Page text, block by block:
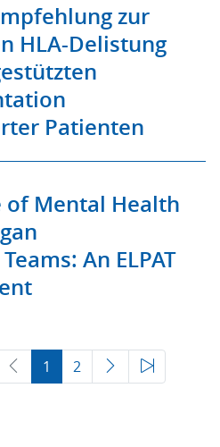
zur
HLA-Delistung
Patienten
of Mental Health
An ELPAT
1 2